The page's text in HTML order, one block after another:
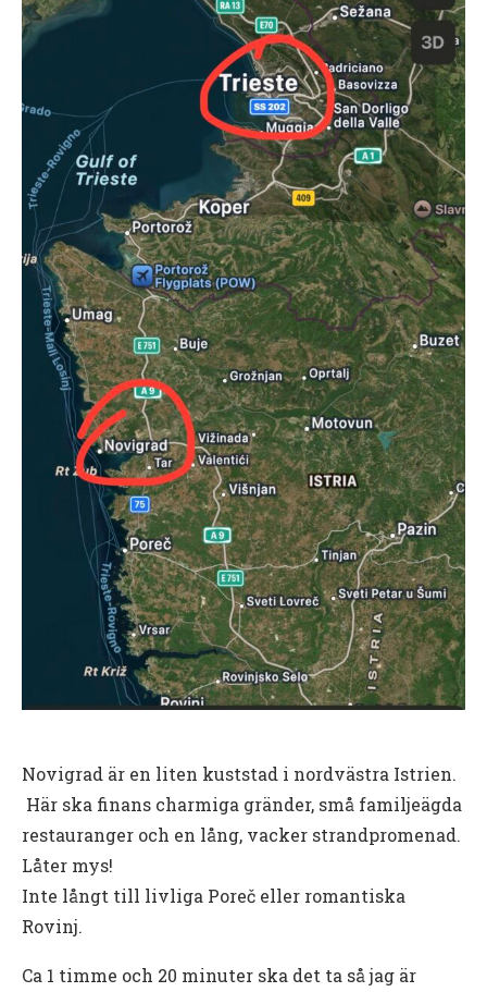
Novigrad är en liten kuststad i nordvästra Istrien.
Här ska finans charmiga gränder, små familjeägda
restauranger och en lång, vacker strandpromenad.
Låter mys!
Inte långt till livliga Poreč eller romantiska
Rovinj.
Ca 1 timme och 20 minuter ska det ta så jag är